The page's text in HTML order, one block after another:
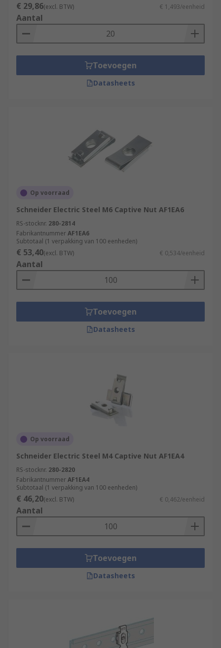
€ 29,86(excl. BTW) € 1,493/eenheid
Aantal
Toevoegen
Datasheets
Op voorraad
Schneider Electric Steel M6 Captive Nut AF1EA6
RS-stocknr. 280-2814
FabrikantnummerAF1EA6
Subtotaal (1 verpakking van 100 eenheden)
€ 53,40(excl. BTW) € 0,534/eenheid
Aantal
Toevoegen
Datasheets
Op voorraad
Schneider Electric Steel M4 Captive Nut AF1EA4
RS-stocknr. 280-2820
FabrikantnummerAF1EA4
Subtotaal (1 verpakking van 100 eenheden)
€ 46,20(excl. BTW) € 0,462/eenheid
Aantal
Toevoegen
Datasheets